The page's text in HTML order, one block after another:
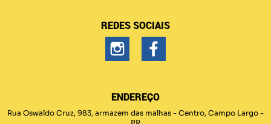
REDES SOCIAIS
ENDEREÇO
Rua Oswaldo Cruz, 983, armazem das malhas - Centro, Campo Largo -